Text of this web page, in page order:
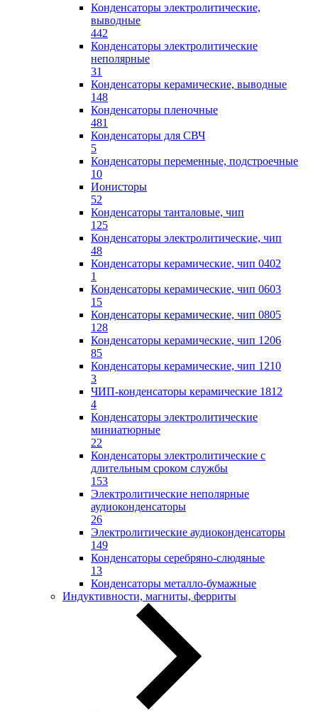
Конденсаторы электролитические,
выводные
442
Конденсаторы электролитические
неполярные
31
Конденсаторы керамические, выводные
148
Конденсаторы пленочные
481
Конденсаторы для СВЧ
5
Конденсаторы переменные, подстроечные
10
Ионисторы
52
Конденсаторы танталовые, чип
125
Конденсаторы электролитические, чип
48
Конденсаторы керамические, чип 0402
1
Конденсаторы керамические, чип 0603
15
Конденсаторы керамические, чип 0805
128
Конденсаторы керамические, чип 1206
85
Конденсаторы керамические, чип 1210
3
ЧИП-конденсаторы керамические 1812
4
Конденсаторы электролитические
миниатюрные
22
Конденсаторы электролитические с
длительным сроком службы
153
Электролитические неполярные
аудиоконденсаторы
26
Электролитические аудиоконденсаторы
149
Конденсаторы серебряно-слюдяные
13
Конденсаторы металло-бумажные
Индуктивности, магниты, ферриты